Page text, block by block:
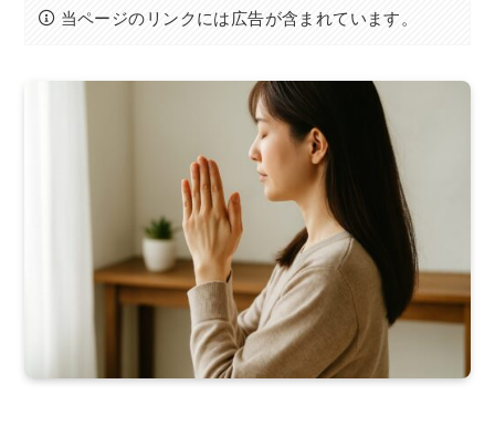
当ページのリンクには広告が含まれています。